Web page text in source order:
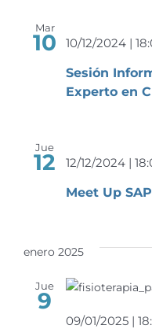
Mar
10
Sesión
Experto en
10/12/2024 |
Jue
12
Meet Up
12/12/2024 |
enero 2025
Jue
9
09/01/2025 |